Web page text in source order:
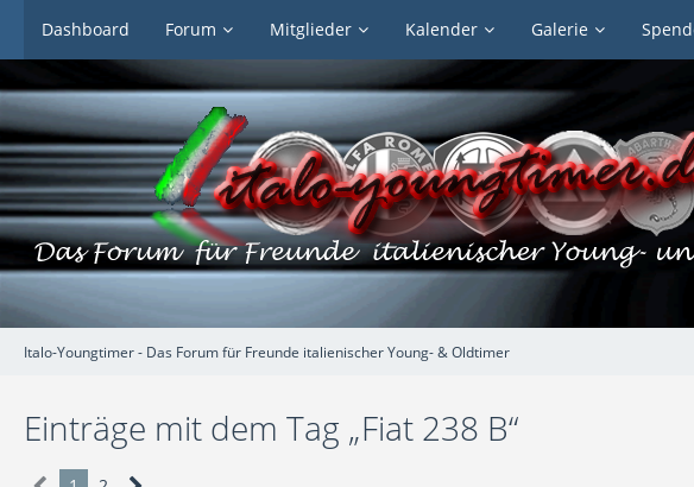
Dashboard Forum Mitglieder Kalender Galerie
Italo-Youngtimer - Das Forum für Freunde italienischer Young- & Oldtimer
Einträge mit dem Tag „Fiat 238 B“